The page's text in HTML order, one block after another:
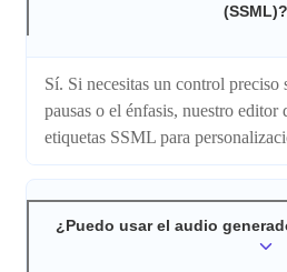
(SSML)?
Sí. Si necesitas un control
pausas o el énfasis, nuestro editor
etiquetas SSML para
¿Puedo usar el audio